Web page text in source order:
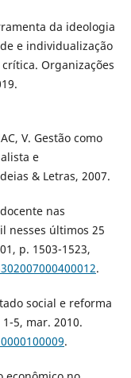
da ideologia
e individualização
Organizações
V. Gestão como
e
& Letras, 2007.
nas
nesses últimos 25
p. 1503-1523,
.
social e reforma
5, mar. 2010.
.